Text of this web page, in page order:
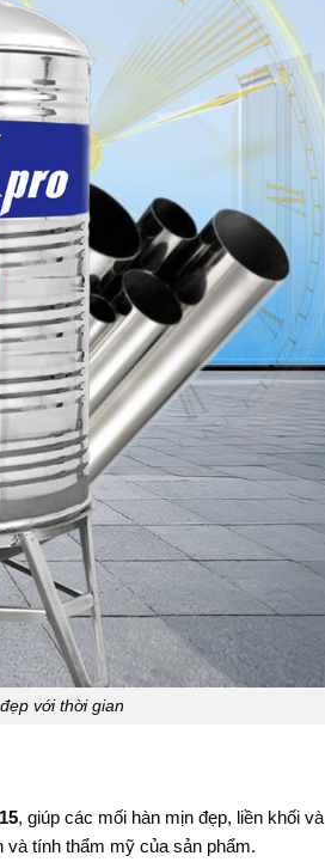
với thời gian
, giúp các mối hàn mịn đẹp, liền khối và
tính thẩm mỹ của sản phẩm.